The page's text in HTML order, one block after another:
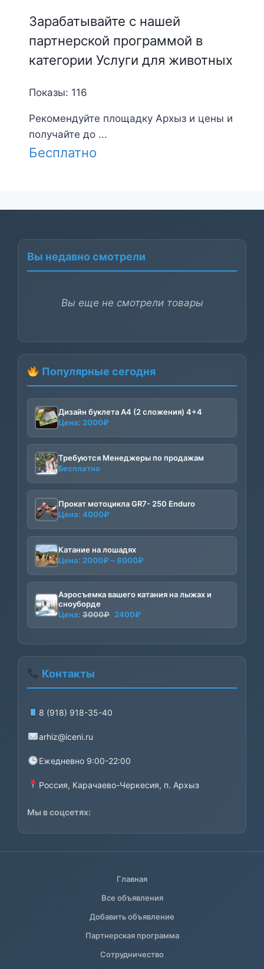
Зарабатывайте с нашей
партнерской программой в
категории Услуги для животных
Показы: 116
Рекомендуйте площадку Архыз и цены и
получайте до ...
Бесплатно
Вы недавно смотрели
Вы еще не смотрели товары
Популярные сегодня
Дизайн буклета А4 (2 сложения) 4+4
Цена: 2000₽
Требуются Менеджеры по продажам
Бесплатно
Прокат мотоцикла GR7- 250 Enduro
Цена: 4000₽
Катание на лошадях
Цена: 2000₽ –8000₽
2000₽
–
Аэросъемка вашего катания на лыжах и
сноуборде
Цена: 3000₽ Первоначальная
2400₽
Контакты
8 (918) 918-35-40
arhiz@iceni.ru
Ежедневно 9:00-22:00
Россия, Карачаево-Черкесия, п. Архыз
Мы в соцсетях:
Главная
Все объявления
Добавить объявление
Партнерская программа
Сотрудничество